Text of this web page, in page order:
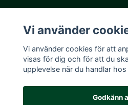
Vi använder
Vi använder cookies för att
visas för dig och för att du
upplevelse när du handlar
Godkänn